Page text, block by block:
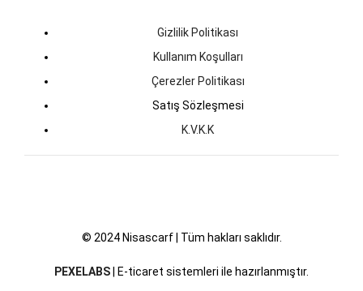
Gizlilik Politikası
Kullanım Koşulları
Çerezler Politikası
Satış Sözleşmesi
K.V.K.K
© 2024 Nisascarf | Tüm hakları saklıdır.
PEXELABS | E-ticaret sistemleri ile hazırlanmıştır.